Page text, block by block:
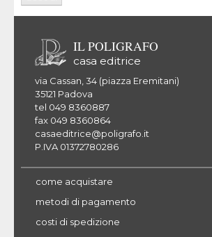
IL POLIGRAFO
casa editrice
via Cassan, 34 (piazza Eremitani)
35121 Padova
tel 049 8360887
fax 049 8360864
casaeditrice@poligrafo.it
P.IVA 01372780286
come acquistare
metodi di pagamento
costi di spedizione